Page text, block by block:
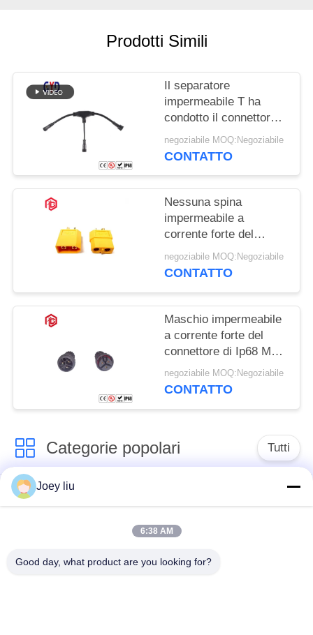
Prodotti Simili
Il separatore
impermeabile T ha
condotto il connettore
modellato modo dei
connettori 3 del cavo
negoziabile MOQ:Negoziabile
CONTATTO
Nessuna spina
impermeabile a
corrente forte del
connettore T dei cavi
Xt60
negoziabile MOQ:Negoziabile
CONTATTO
Maschio impermeabile
a corrente forte del
connettore di Ip68 M23
e spina femminile
negoziabile MOQ:Negoziabile
CONTATTO
Categorie popolari Tutti
Connettore circolare
impermeabile di
bassa tensione
Connettore
Supporto della
Joey liu
6:38 AM
Good day, what product are you looking for?